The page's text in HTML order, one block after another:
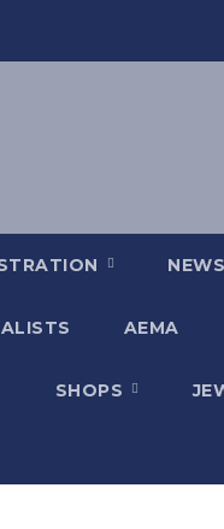
AEMA
SHOPS